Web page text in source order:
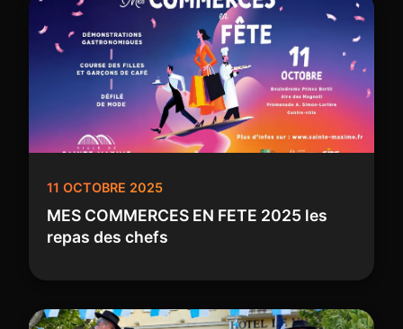
11 OCTOBRE 2025
MES COMMERCES EN FETE 2025 les
repas des chefs